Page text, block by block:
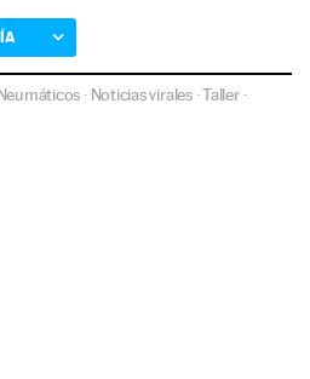
· Noticias virales·Taller·